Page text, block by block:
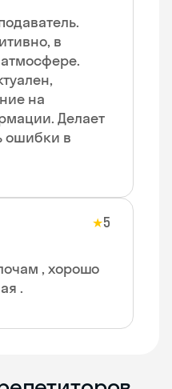
в
на
Делает
ошибки в
★5
, хорошо
.